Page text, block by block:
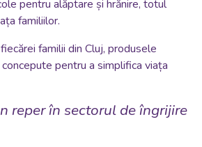
pentru alăptare și hrănire, totul
familiilor.
familii din Cluj, produsele
pentru a simplifica viața
reper în sectorul de îngrijire